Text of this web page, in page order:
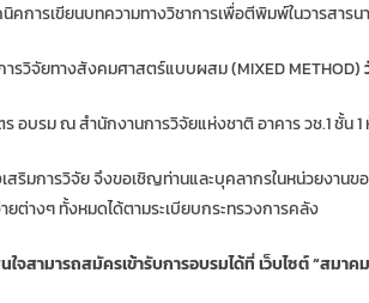
ขียนบทความทางวิชาการเพื่อตีพิมพ์ในวารสารนา
างสังคมศาสตร์แบบผสม (MIXED METHOD)
ณ สำนักงานการวิจัยแห่งชาติ อาคาร วช.1 ชั้น 1 ห้
ารวิจัย จึงขอเชิญท่านและบุคลากรในหน่วยงานของ
ยต่างๆ ทั้งหมดได้ตามระเบียบกระทรวงการคลัง
จสามารถสมัครเข้ารับการอบรมได้ที่ เว็บไซต์ “สมาค